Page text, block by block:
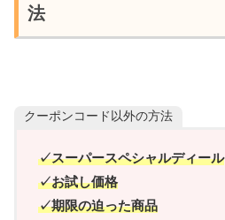
法
クーポンコード以外の方法
✓スーパースペシャルディール
✓お試し価格
✓期限の迫った商品